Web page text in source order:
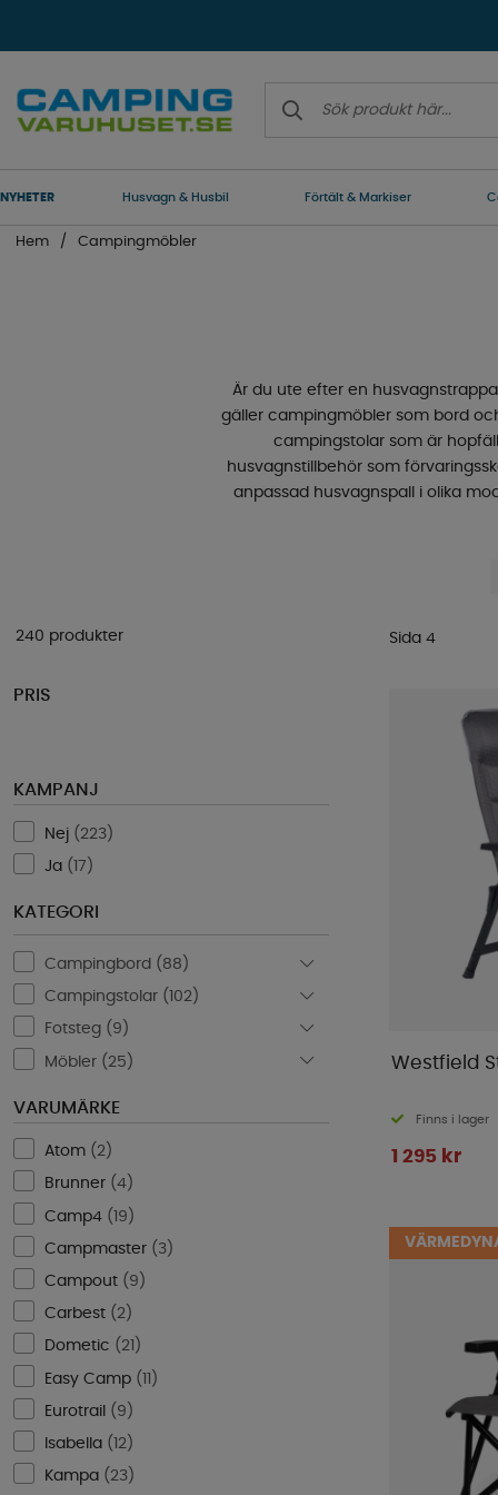
NYHETER Husvagn & Husbil Förtält & Markiser
Hem Campingmöbler
Är du ute efter en
gäller campingmöbler som bord
campingstolar som är
husvagnstillbehör som
anpassad husvagnspall i olika
240 produkter
PRIS
KAMPANJ
Nej ( 223)
Ja ( 17 )
KATEGORI
Campingbord ( 88 )
Campingstolar ( 102)
Fotsteg ( 9 )
Möbler ( 25 )
VARUMÄRKE
Atom ( 2)
Brunner (4)
Camp4 (19 )
Campmaster ( 3 )
Campout ( 9 )
Carbest ( 2)
Dometic ( 21 )
Easy Camp (11 )
Eurotrail ( 9 )
Isabella ( 12)
Kampa ( 23)
Sida 4
Westfield
Finns i lager
1 295 kr